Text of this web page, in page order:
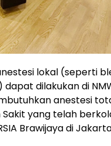
lokal (seperti
dilakukan di
anestesi
yang telah
Brawijaya di